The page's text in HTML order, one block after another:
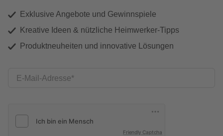
Exklusive Angebote und Gewinnspiele
Kreative Ideen & nützliche Heimwerker-Tipps
Produktneuheiten und innovative Lösungen
E-Mail-Adresse
Friendly Captcha